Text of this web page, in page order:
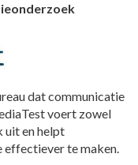
dat communicatie
voert zowel
en helpt
effectiever te maken.